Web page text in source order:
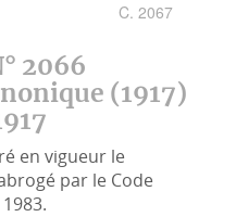
C. 2067
2066
(1917)
en vigueur le
par le Code